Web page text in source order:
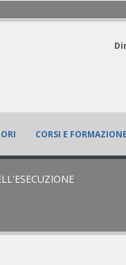
CORSI E FORMAZIONE